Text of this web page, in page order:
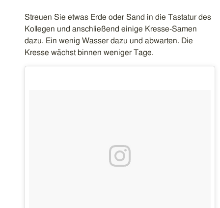
Streuen Sie etwas Erde oder Sand in die Tastatur des
Kollegen und anschließend einige Kresse-Samen
dazu. Ein wenig Wasser dazu und abwarten. Die
Kresse wächst binnen weniger Tage.